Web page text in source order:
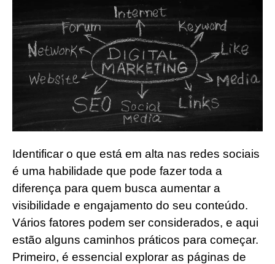
Identificar o que está em alta nas redes sociais
é uma habilidade que pode fazer toda a
diferença para quem busca aumentar a
visibilidade e engajamento do seu conteúdo.
Vários fatores podem ser considerados, e aqui
estão alguns caminhos práticos para começar.
Primeiro, é essencial explorar as páginas de